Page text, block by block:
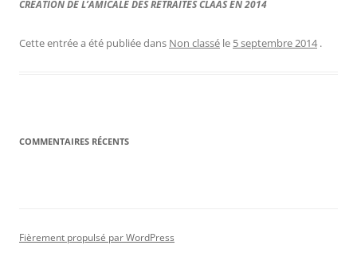
CREATION DE L’AMICALE DES RETRAITES CLAAS EN 2014
Cette entrée a été publiée dans Non classé le 5 septembre 2014 .
COMMENTAIRES RÉCENTS
Fièrement propulsé par WordPress